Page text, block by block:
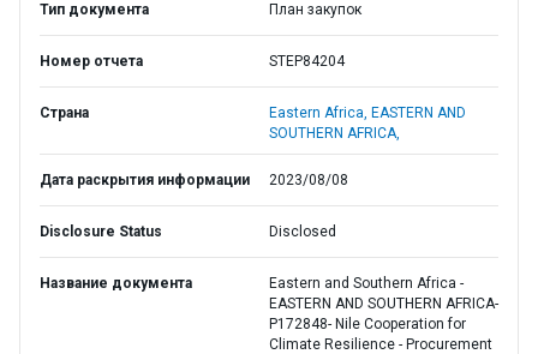
Тип документа План закупок
Номер отчета STEP84204
Страна Eastern Africa, EASTERN AND
SOUTHERN AFRICA,
Дата раскрытия информации 2023/08/08
Disclosure Status Disclosed
Название документа
Eastern and Southern Africa -
EASTERN AND SOUTHERN AFRICA-
P172848- Nile Cooperation for
Climate Resilience - Procurement